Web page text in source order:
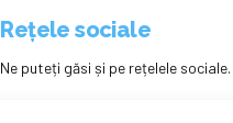
Rețele sociale
Ne puteți găsi și pe rețelele sociale.